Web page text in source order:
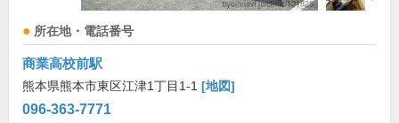
所在地・電話番号
商業高校前駅
熊本県熊本市東区江津1丁目1-1 [地図]
096-363-7771